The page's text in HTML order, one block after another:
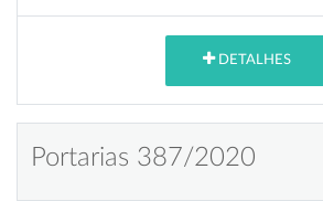
DETALHES
Portarias 387/2020